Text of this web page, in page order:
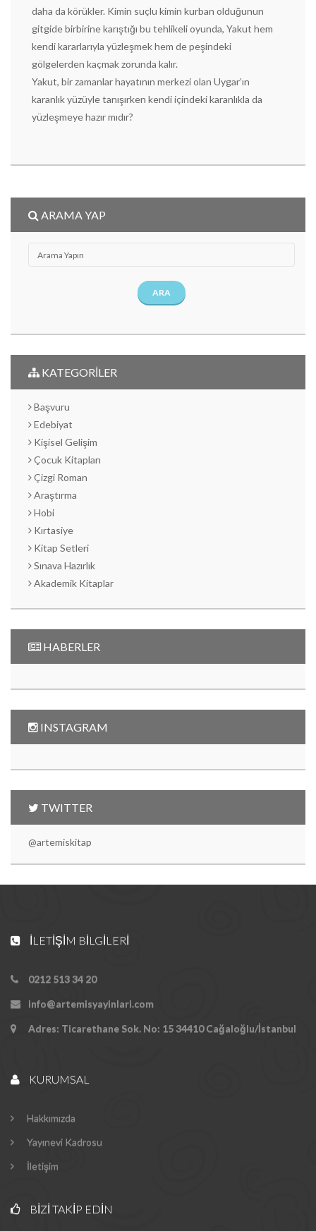
daha da körükler. Kimin suçlu kimin kurban olduğunun
gitgide birbirine karıştığı bu tehlikeli oyunda, Yakut hem
kendi kararlarıyla yüzleşmek hem de peşindeki
gölgelerden kaçmak zorunda kalır.
Yakut, bir zamanlar hayatının merkezi olan Uygar’ın
karanlık yüzüyle tanışırken kendi içindeki karanlıkla da
yüzleşmeye hazır mıdır?
ARAMA YAP
ARA
KATEGORİLER
Başvuru
Edebiyat
Kişisel Gelişim
Çocuk Kitapları
Çizgi Roman
Araştırma
Hobi
Kırtasiye
Kitap Setleri
Sınava Hazırlık
Akademik Kitaplar
HABERLER
INSTAGRAM
TWITTER
@artemiskitap
İLETIŞIM BILGILERI
0212 513 34 20
info@artemisyayinlari.com
Adres: Ticarethane Sok. No: 15 34410 Cağaloğlu/İstanbul
KURUMSAL
Hakkımızda
Yayınevi Kadrosu
İletişim
BIZI TAKIP EDIN